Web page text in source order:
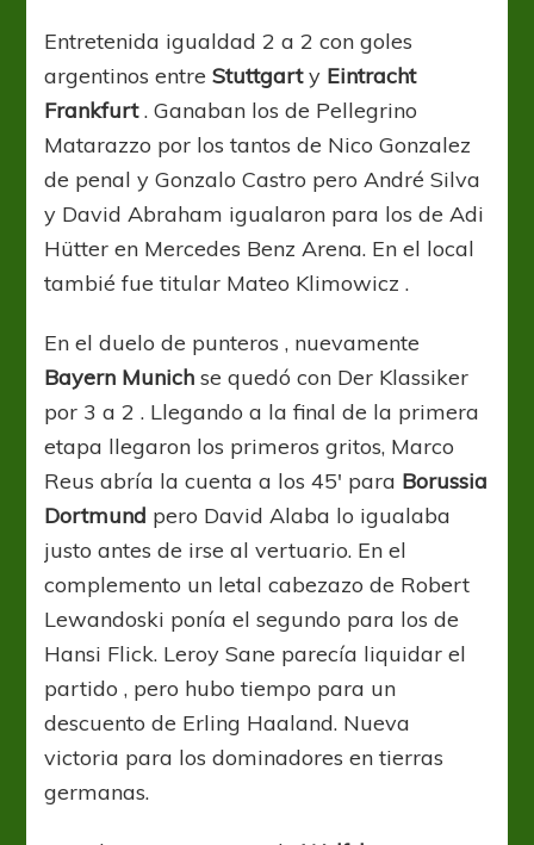
Entretenida igualdad 2 a 2 con goles
argentinos entre Stuttgarty Eintracht
Frankfurt. Ganaban los de Pellegrino
Matarazzo por los tantos de Nico Gonzalez
de penal y Gonzalo Castro pero André Silva
y David Abraham igualaron para los de Adi
Hütter en Mercedes Benz Arena. En el local
tambié fue titular Mateo Klimowicz .
En el duelo de punteros , nuevamente
Bayern Munichse quedó con Der Klassiker
por 3 a 2 . Llegando a la final de la primera
etapa llegaron los primeros gritos, Marco
Reus abría la cuenta a los 45′ para Borussia
Dortmund pero David Alaba lo igualaba
justo antes de irse al vertuario. En el
complemento un letal cabezazo de Robert
Lewandoski ponía el segundo para los de
Hansi Flick. Leroy Sane parecía liquidar el
partido , pero hubo tiempo para un
descuento de Erling Haaland. Nueva
victoria para los dominadores en tierras
germanas.